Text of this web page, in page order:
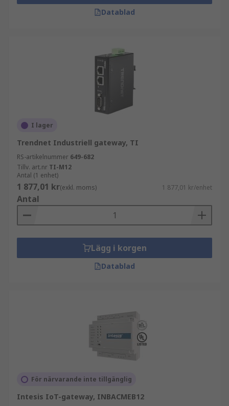
Datablad
I lager
Trendnet Industriell gateway, TI
RS-artikelnummer 649-682
Tillv. art.nr TI-M12
Antal (1 enhet)
1 877,01 kr(exkl. moms) 1 877,01 kr/enhet
Antal
Lägg i korgen
Datablad
För närvarande inte tillgänglig
Intesis IoT-gateway, INBACMEB12